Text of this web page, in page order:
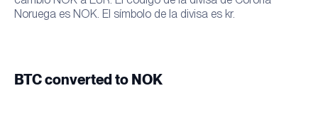
Noruega es NOK. El símbolo de la divisa es kr.
BTC converted to NOK